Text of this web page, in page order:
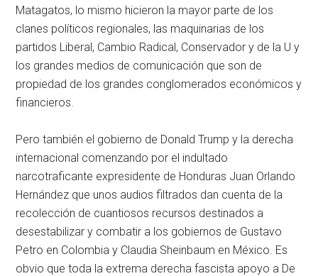
Matagatos, lo mismo hicieron la mayor parte de los
clanes políticos regionales, las maquinarias de los
partidos Liberal, Cambio Radical, Conservador y de la U y
los grandes medios de comunicación que son de
propiedad de los grandes conglomerados económicos y
financieros.
Pero también el gobierno de Donald Trump y la derecha
internacional comenzando por el indultado
narcotraficante expresidente de Honduras Juan Orlando
Hernández que unos audios filtrados dan cuenta de la
recolección de cuantiosos recursos destinados a
desestabilizar y combatir a los gobiernos de Gustavo
Petro en Colombia y Claudia Sheinbaum en México. Es
obvio que toda la extrema derecha fascista apoyo a De